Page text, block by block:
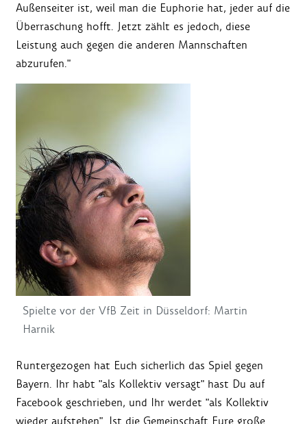
Außenseiter ist, weil man die Euphorie hat, jeder auf die
Überraschung hofft. Jetzt zählt es jedoch, diese
Leistung auch gegen die anderen Mannschaften
abzurufen."
Spielte vor der VfB Zeit in Düsseldorf: Martin
Harnik
Runtergezogen hat Euch sicherlich das Spiel gegen
Bayern. Ihr habt "als Kollektiv versagt" hast Du auf
Facebook geschrieben, und Ihr werdet "als Kollektiv
wieder aufstehen". Ist die Gemeinschaft Eure große